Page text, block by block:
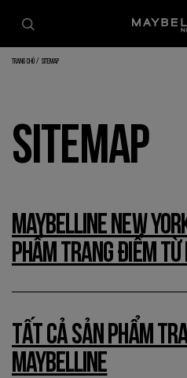
Trang chủ Sitemap
SITEMAP
MAYBELLINE NEW
PHẨM TRANG ĐIỂM TỪ
TẤT CẢ SẢN PHẨM
MAYBELLINE